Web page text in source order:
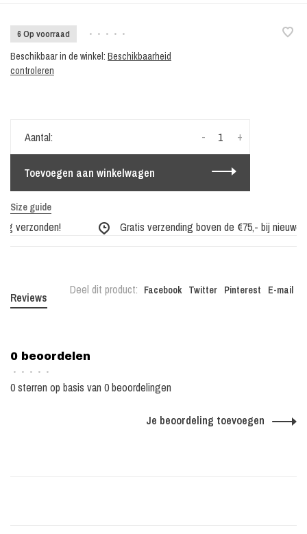
6 Op voorraad • • • • •
Beschikbaar in de winkel: Beschikbaarheid
controleren
Aantal: +
-
Toevoegen aan winkelwagen
Size guide
verzonden! Gratis verzending boven de €75,- bij nieuwe
Deel dit product: Facebook Twitter Pinterest E-mail
Reviews
0 beoordelen
• • • • •
0 sterren op basis van 0 beoordelingen
Je beoordeling toevoegen